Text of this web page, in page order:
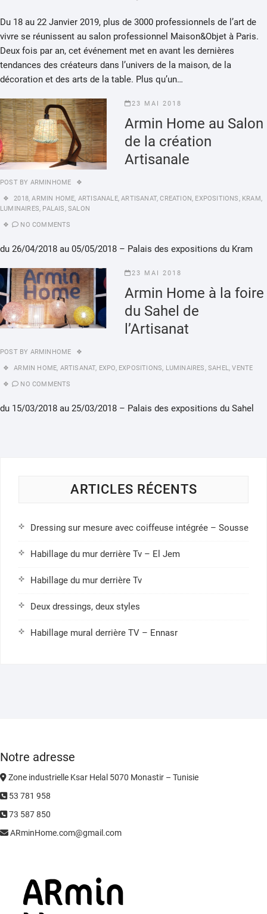
Du 18 au 22 Janvier 2019, plus de 3000 professionnels de l’art de
vivre se réunissent au salon professionnel Maison&Objet à Paris.
Deux fois par an, cet événement met en avant les dernières
tendances des créateurs dans l’univers de la maison, de la
décoration et des arts de la table. Plus qu’un…
23 MAI 2018
Armin Home au Salon
de la création
Artisanale
POST BY ARMINHOME
2018,ARMIN HOME, ARTISANALE,ARTISANAT,CREATION, EXPOSITIONS, KRAM,
LUMINAIRES, PALAIS,SALON
NO COMMENTS
du 26/04/2018 au 05/05/2018 – Palais des expositions du Kram
23 MAI 2018
Armin Home à la foire
du Sahel de
l’Artisanat
POST BY ARMINHOME
ARMIN HOME, ARTISANAT, EXPO, EXPOSITIONS, LUMINAIRES,SAHEL,VENTE
NO COMMENTS
du 15/03/2018 au 25/03/2018 – Palais des expositions du Sahel
ARTICLES RÉCENTS
Dressing sur mesure avec coiffeuse intégrée – Sousse
Habillage du mur derrière Tv – El Jem
Habillage du mur derrière Tv
Deux dressings, deux styles
Habillage mural derrière TV – Ennasr
Notre adresse
Zone industrielle Ksar Helal 5070 Monastir – Tunisie
53 781 958
73 587 850
ARminHome.com@gmail.com